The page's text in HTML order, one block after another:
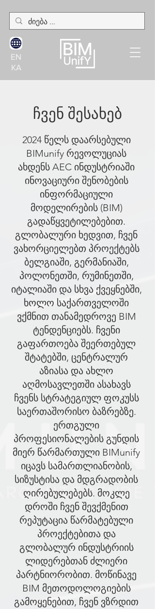
EN
KA
ჩვენ შესახებ
2024 წელს დაარსებული
BIMunify რევოლუციას
ახდენს AEC ინდუსტრიაში
ინოვაციური შენობების
ინფორმაციული
მოდელირების (BIM)
გადაწყვეტილებებით.
გლობალური ხედვით, ჩვენ
ვახორციელებთ პროექტებს
ბელგიაში, გერმანიაში,
პოლონეთში, რუმინეთში,
იტალიაში და სხვა ქვეყნებში,
ხოლო საქართველოში
ვქმნით თანამედროვე BIM
ტენდენციებს. ჩვენი
გაფართოება შეერთებულ
შტატებში, ცენტრალურ
აზიასა და ახლო
აღმოსავლეთში ასახავს
ჩვენს სტრატეგიულ ფოკუსს
საერთაშორისო ბაზრებზე.
ერთგული
პროფესიონალების გუნდის
მიერ წარმართული BIMunify
იცავს სამართლიანობის,
სიზუსტისა და მდგრადობის
ღირებულებებს. მოკლე
დროში ჩვენ შევქმენით
რეპუტაცია წარმატებული
პროექტებითა და
გლობალურ ინდუსტრიის
ლიდერებთან ძლიერი
პარტნიორობით. მოწინავე
BIM მეთოდოლოგიების
გამოყენებით, ჩვენ ვზრდით